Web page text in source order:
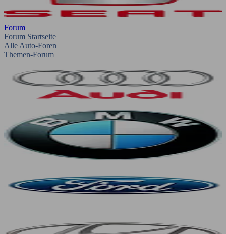
Forum
Forum Startseite
Alle Auto-Foren
Themen-Forum